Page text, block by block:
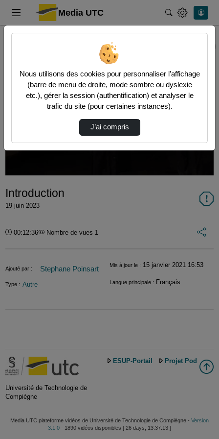
Media UTC Rechercher
Lire
la
vidéo
Introduction
19 juin 2023
Durée :
00:12:36 Nombre de vues 1
Informations
Ajouté par : Stephane Poinsart Mis à jour le : 15 janvier 2021 16:53
Type : Autre Langue principale : Français
Université de Technologie de
Compiègne
ESUP-Portail Projet Pod
Media UTC plateforme vidéos de Université de Technologie de Compiègne - Version
3.1.0 - 1890 vidéos disponibles [ 26 days, 13:37:13 ]
Nous utilisons des cookies pour personnaliser l’affichage
(barre de menu de droite, mode sombre ou dyslexie
etc.), gérer la session (authentification) et analyser le
trafic du site (pour certaines instances).
J’ai compris